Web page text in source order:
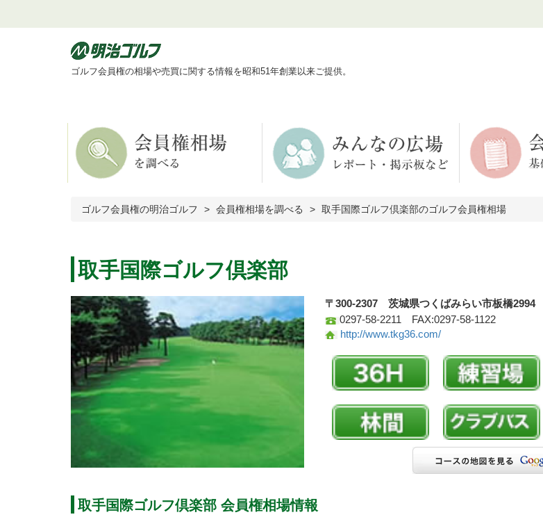
ゴルフ会員権の相場や売買に関する情報を昭和51年創業以来ご提供。
ゴルフ会員権の明治ゴルフ 会員権相場を調べる 取手国際ゴルフ倶楽部のゴルフ会員権相場
取手国際ゴルフ倶楽部
〒300-2307 茨城県つくばみらい市板橋2994
0297-58-2211 FAX:0297-58-1122
http://www.tkg36.com/
取手国際ゴルフ倶楽部 会員権相場情報